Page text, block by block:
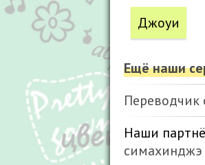
Джоуи
Ещё наши
Переводчик
Наши
симахинджэ